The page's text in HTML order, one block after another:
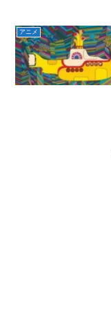
アニメ